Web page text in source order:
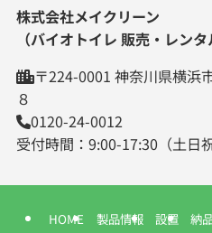
株式会社メイクリーン
（バイオトイレ 販売・レンタ
〒224-0001 神奈川県横浜
８
0120-24-0012
受付時間：9:00-17:30（土日祝
HOME 製品情報 設置 納